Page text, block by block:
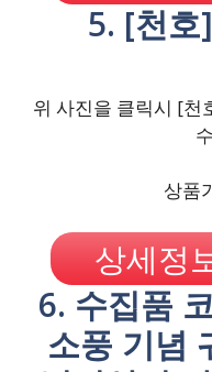
5. [천호
위 사진을 클릭시 [천
상품
상세정
6. 수집품
소풍 기념